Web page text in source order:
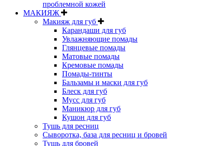
проблемной кожей
МАКИЯЖ
Макияж для губ
Карандаши для губ
Увлажняющие помады
Глянцевые помады
Матовые помады
Кремовые помады
Помады-тинты
Бальзамы и маски для губ
Блеск для губ
Мусс для губ
Маникюр для губ
Кушон для губ
Тушь для ресниц
Сыворотка, база для ресниц и бровей
Тушь для бровей